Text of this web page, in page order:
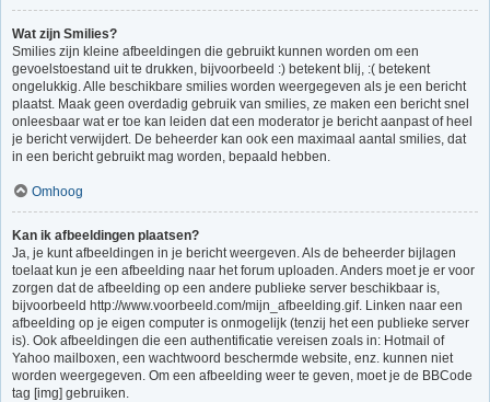
Wat zijn Smilies?
Smilies zijn kleine afbeeldingen die gebruikt kunnen worden om een
gevoelstoestand uit te drukken, bijvoorbeeld :) betekent blij, :( betekent
ongelukkig. Alle beschikbare smilies worden weergegeven als je een bericht
plaatst. Maak geen overdadig gebruik van smilies, ze maken een bericht snel
onleesbaar wat er toe kan leiden dat een moderator je bericht aanpast of heel
je bericht verwijdert. De beheerder kan ook een maximaal aantal smilies, dat
in een bericht gebruikt mag worden, bepaald hebben.
Omhoog
Kan ik afbeeldingen plaatsen?
Ja, je kunt afbeeldingen in je bericht weergeven. Als de beheerder bijlagen
toelaat kun je een afbeelding naar het forum uploaden. Anders moet je er voor
zorgen dat de afbeelding op een andere publieke server beschikbaar is,
bijvoorbeeld http://www.voorbeeld.com/mijn_afbeelding.gif. Linken naar een
afbeelding op je eigen computer is onmogelijk (tenzij het een publieke server
is). Ook afbeeldingen die een authentificatie vereisen zoals in: Hotmail of
Yahoo mailboxen, een wachtwoord beschermde website, enz. kunnen niet
worden weergegeven. Om een afbeelding weer te geven, moet je de BBCode
tag [img] gebruiken.